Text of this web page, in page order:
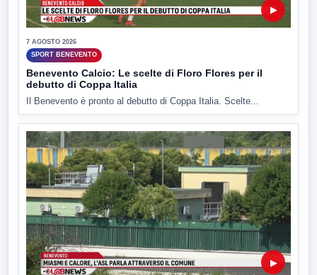
▶
7 AGOSTO 2026
SPORT BENEVENTO
Benevento Calcio: Le scelte di Floro Flores per il
debutto di Coppa Italia
Il Benevento è pronto al debutto di Coppa Italia. Scelte...
▶